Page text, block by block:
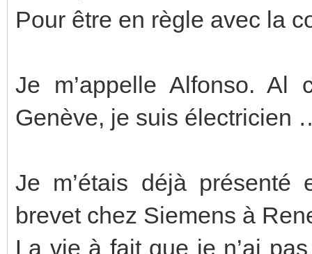
Pour être en règle avec la
Je m’appelle Alfonso. Al
Genève, je suis électricien
Je m’étais déjà présenté
brevet chez Siemens à
La vie à fait que je n’ai